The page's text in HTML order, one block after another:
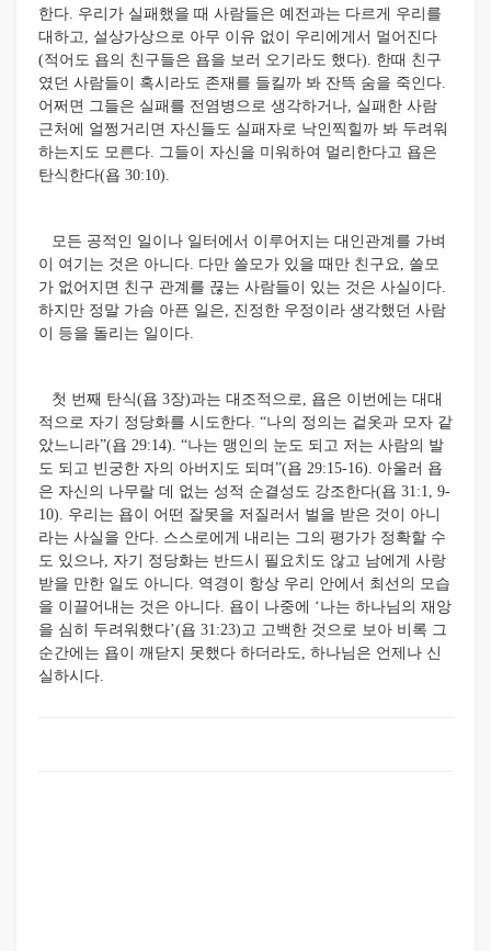
한다. 우리가 실패했을 때 사람들은 예전과는 다르게 우리를
대하고, 설상가상으로 아무 이유 없이 우리에게서 멀어진다
(적어도 욥의 친구들은 욥을 보러 오기라도 했다). 한때 친구
였던 사람들이 혹시라도 존재를 들킬까 봐 잔뜩 숨을 죽인다.
어쩌면 그들은 실패를 전염병으로 생각하거나, 실패한 사람
근처에 얼쩡거리면 자신들도 실패자로 낙인찍힐까 봐 두려워
하는지도 모른다. 그들이 자신을 미워하여 멀리한다고 욥은
탄식한다(욥 30:10).
모든 공적인 일이나 일터에서 이루어지는 대인관계를 가벼
이 여기는 것은 아니다. 다만 쓸모가 있을 때만 친구요, 쓸모
가 없어지면 친구 관계를 끊는 사람들이 있는 것은 사실이다.
하지만 정말 가슴 아픈 일은, 진정한 우정이라 생각했던 사람
이 등을 돌리는 일이다.
첫 번째 탄식(욥 3장)과는 대조적으로, 욥은 이번에는 대대
적으로 자기 정당화를 시도한다. “나의 정의는 겉옷과 모자 같
았느니라”(욥 29:14). “나는 맹인의 눈도 되고 저는 사람의 발
도 되고 빈궁한 자의 아버지도 되며”(욥 29:15-16). 아울러 욥
은 자신의 나무랄 데 없는 성적 순결성도 강조한다(욥 31:1, 9-
10). 우리는 욥이 어떤 잘못을 저질러서 벌을 받은 것이 아니
라는 사실을 안다. 스스로에게 내리는 그의 평가가 정확할 수
도 있으나, 자기 정당화는 반드시 필요치도 않고 남에게 사랑
받을 만한 일도 아니다. 역경이 항상 우리 안에서 최선의 모습
을 이끌어내는 것은 아니다. 욥이 나중에 ‘나는 하나님의 재앙
을 심히 두려워했다’(욥 31:23)고 고백한 것으로 보아 비록 그
순간에는 욥이 깨닫지 못했다 하더라도, 하나님은 언제나 신
실하시다.